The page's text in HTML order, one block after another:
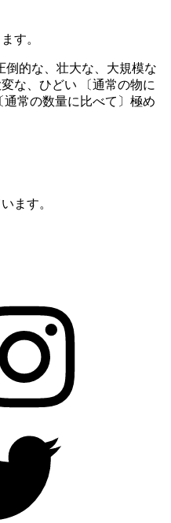
す。
倒的な、壮大な、大規模な
な、ひどい 〔通常の物に
常の数量に比べて〕極め
ます。